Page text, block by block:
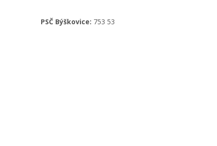
PSČ Býškovice: 753 53